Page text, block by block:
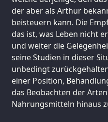
der aber als Arthur
beisteuern kann. Die
das ist, was Leben nicht
und weiter die
seine Studien in dieser
unbedingt
einer Position,
das Beobachten der
Nahrungsmitteln hinaus